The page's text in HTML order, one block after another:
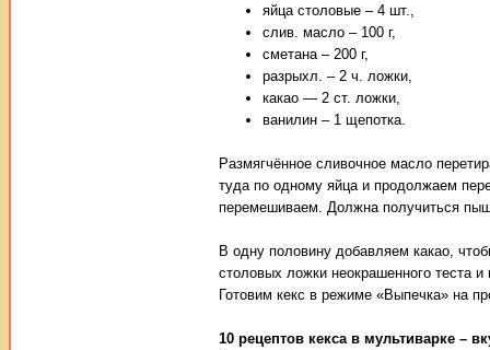
яйца столовые – 4 шт.,
слив. масло – 100 г,
сметана – 200 г,
разрыхл. – 2 ч. ложки,
какао — 2 ст. ложки,
ванилин – 1 щепотка.
Размягчённое сливочное масло
туда по одному яйца и продолжаем
перемешиваем. Должна получиться
В одну половину добавляем какао,
столовых ложки неокрашенного теста
Готовим кекс в режиме «Выпечка» на
10 рецептов кекса в мультиварке –